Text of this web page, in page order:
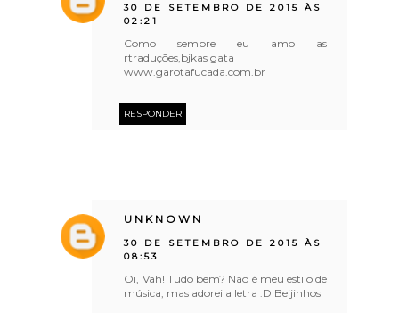
30 DE SETEMBRO DE 2015 ÀS
02:21
Como sempre eu amo as
rtraduções,bjkas gata
www.garotafucada.com.br
RESPONDER
UNKNOWN
30 DE SETEMBRO DE 2015 ÀS
08:53
Oi, Vah! Tudo bem? Não é meu estilo de
música, mas adorei a letra :D Beijinhos